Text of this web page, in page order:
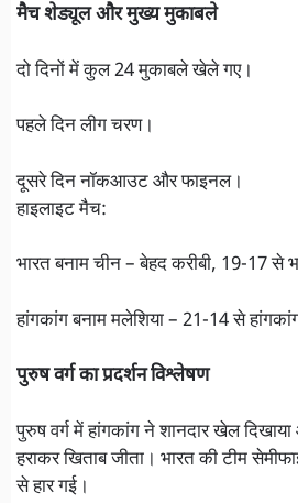
मैच शेड्यूल और मुख्य मुकाबले
दो दिनों में कुल 24 मुकाबले खेले गए।
पहले दिन लीग चरण।
दूसरे दिन नॉकआउट और फाइनल।
हाइलाइट मैच:
भारत बनाम चीन – बेहद करीबी, 19-17 से
हांगकांग बनाम मलेशिया – 21-14 से
पुरुष वर्ग का प्रदर्शन विश्लेषण
पुरुष वर्ग में हांगकांग ने शानदार खेल
हराकर खिताब जीता। भारत की टीम
से हार गई।